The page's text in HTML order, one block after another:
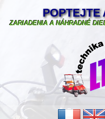
POPTEJTE
ZARIADENIA A NÁHRADNÉ